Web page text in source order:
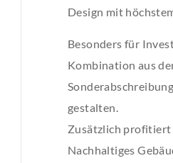
Design mit
Besonders für
Kombination aus
gestalten.
Zusätzlich profitiert
Nachhaltiges